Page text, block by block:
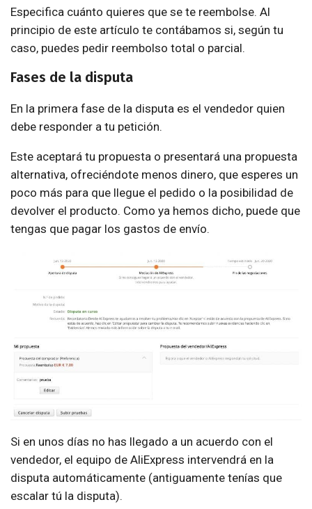
Especifica cuánto quieres que se te reembolse. Al
principio de este artículo te contábamos si, según tu
caso, puedes pedir reembolso total o parcial.
Fases de la disputa
En la primera fase de la disputa es el vendedor quien
debe responder a tu petición.
Este aceptará tu propuesta o presentará una propuesta
alternativa, ofreciéndote menos dinero, que esperes un
poco más para que llegue el pedido o la posibilidad de
devolver el producto. Como ya hemos dicho, puede que
tengas que pagar los gastos de envío.
Si en unos días no has llegado a un acuerdo con el
vendedor, el equipo de AliExpress intervendrá en la
disputa automáticamente (antiguamente tenías que
escalar tú la disputa).